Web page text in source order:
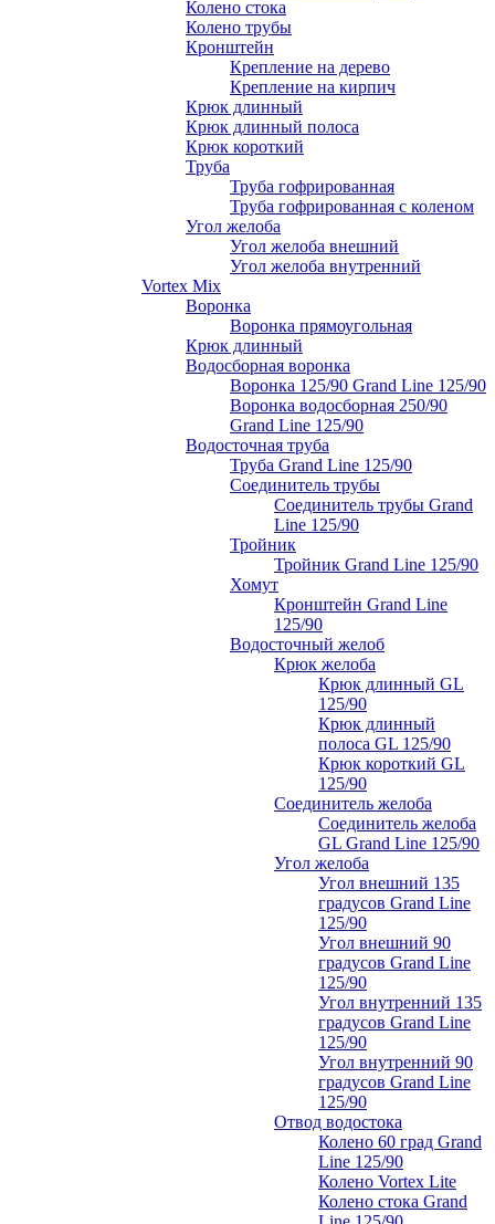
Колено стока
Колено трубы
Кронштейн
Крепление на дерево
Крепление на кирпич
Крюк длинный
Крюк длинный полоса
Крюк короткий
Труба
Труба гофрированная
Труба гофрированная с коленом
Угол желоба
Угол желоба внешний
Угол желоба внутренний
Vortex Mix
Воронка
Воронка прямоугольная
Крюк длинный
Водосборная воронка
Воронка 125/90 Grand Line 125/90
Воронка водосборная 250/90
Grand Line 125/90
Водосточная труба
Труба Grand Line 125/90
Соединитель трубы
Соединитель трубы Grand
Line 125/90
Тройник
Тройник Grand Line 125/90
Хомут
Кронштейн Grand Line
125/90
Водосточный желоб
Крюк желоба
Крюк длинный GL
125/90
Крюк длинный
полоса GL 125/90
Крюк короткий GL
125/90
Соединитель желоба
Соединитель желоба
GL Grand Line 125/90
Угол желоба
Угол внешний 135
градусов Grand Line
125/90
Угол внешний 90
градусов Grand Line
125/90
Угол внутренний 135
градусов Grand Line
125/90
Угол внутренний 90
градусов Grand Line
125/90
Отвод водостока
Колено 60 град Grand
Line 125/90
Колено Vortex Lite
Колено стока Grand